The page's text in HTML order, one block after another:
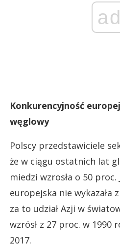
ad
Konkurencyjność
węglowy
Polscy przedstawiciele
że w ciągu ostatnich lat
miedzi wzrosła o 50
europejska nie wykazała
za to udział Azji w
wzrósł z 27 proc. w 1990
2017.